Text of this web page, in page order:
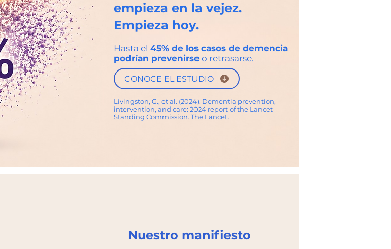
empieza en la vejez.
Empieza hoy.
Hasta el 45% de los casos de demencia
podrían prevenirse o retrasarse.
CONOCE EL ESTUDIO
Livingston, G., et al. (2024). Dementia prevention,
intervention, and care: 2024 report of the Lancet
Standing Commission. The Lancet.
Nuestro manifiesto